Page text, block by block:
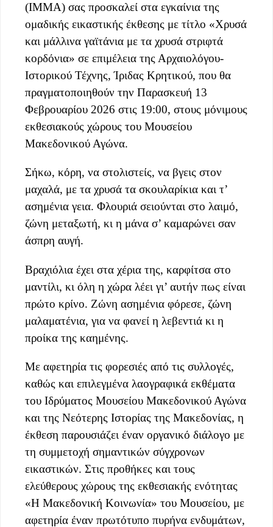
(ΙΜΜΑ) σας προσκαλεί στα εγκαίνια της
ομαδικής εικαστικής έκθεσης με τίτλο «Χρυσά
και μάλλινα γαϊτάνια με τα χρυσά στριφτά
κορδόνια» σε επιμέλεια της Αρχαιολόγου-
Ιστορικού Τέχνης, Ίριδας Κρητικού, που θα
πραγματοποιηθούν την Παρασκευή 13
Φεβρουαρίου 2026 στις 19:00, στους μόνιμους
εκθεσιακούς χώρους του Μουσείου
Μακεδονικού Αγώνα.
Σήκω, κόρη, να στολιστείς, να βγεις στον
μαχαλά, με τα χρυσά τα σκουλαρίκια και τ’
ασημένια γεια. Φλουριά σειούνται στο λαιμό,
ζώνη μεταξωτή, κι η μάνα σ’ καμαρώνει σαν
άσπρη αυγή.
Βραχιόλια έχει στα χέρια της, καρφίτσα στο
μαντίλι, κι όλη η χώρα λέει γι’ αυτήν πως είναι
πρώτο κρίνο. Ζώνη ασημένια φόρεσε, ζώνη
μαλαματένια, για να φανεί η λεβεντιά κι η
προίκα της καημένης.
Με αφετηρία τις φορεσιές από τις συλλογές,
καθώς και επιλεγμένα λαογραφικά εκθέματα
του Ιδρύματος Μουσείου Μακεδονικού Αγώνα
και της Νεότερης Ιστορίας της Μακεδονίας, η
έκθεση παρουσιάζει έναν οργανικό διάλογο με
τη συμμετοχή σημαντικών σύγχρονων
εικαστικών. Στις προθήκες και τους
ελεύθερους χώρους της εκθεσιακής ενότητας
«Η Μακεδονική Κοινωνία» του Μουσείου, με
αφετηρία έναν πρωτότυπο πυρήνα ενδυμάτων,